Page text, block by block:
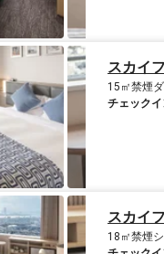
スカイ
15㎡禁煙
チェック
スカイ
18㎡禁煙